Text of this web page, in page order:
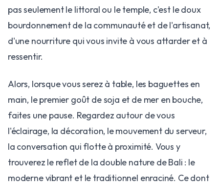
pas seulement le littoral ou le temple, c'est le doux
bourdonnement de la communauté et de l'artisanat,
d'une nourriture qui vous invite à vous attarder et à
ressentir.
Alors, lorsque vous serez à table, les baguettes en
main, le premier goût de soja et de mer en bouche,
faites une pause. Regardez autour de vous
l'éclairage, la décoration, le mouvement du serveur,
la conversation qui flotte à proximité. Vous y
trouverez le reflet de la double nature de Bali : le
moderne vibrant et le traditionnel enraciné. Ce dont